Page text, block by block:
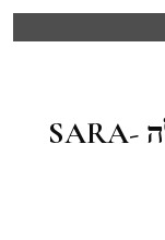
סרום ויטמין סי לטיפול בלילה -SARA